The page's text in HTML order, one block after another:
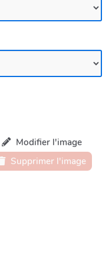
Modifier l'image
Supprimer l'image